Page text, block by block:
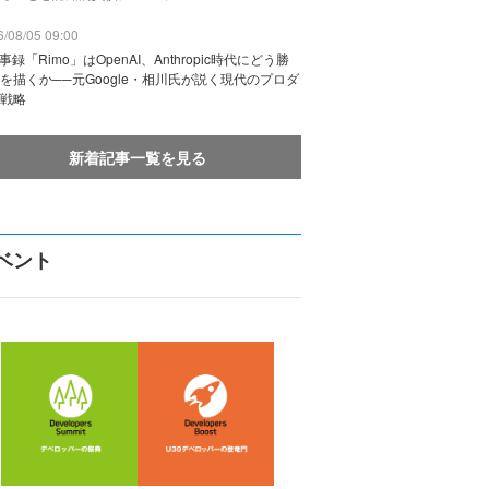
08/05 09:00
録「Rimo」はOpenAI、Anthropic時代にどう勝
描くか──元Google・相川氏が説く現代のプロダ
略
新着記事一覧を見る
ント